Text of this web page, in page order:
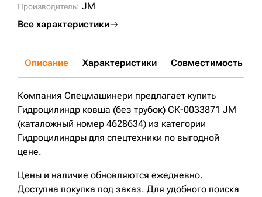
Производитель: JM
Все характеристики
Описание Характеристики Совместимость
Компания Спецмашинери предлагает купить
Гидроцилиндр ковша (без трубок) СК-0033871 JM
(каталожный номер 4628634) из категории
Гидроцилиндры для спецтехники по выгодной
цене.
Цены и наличие обновляются ежедневно.
Доступна покупка под заказ. Для удобного поиска